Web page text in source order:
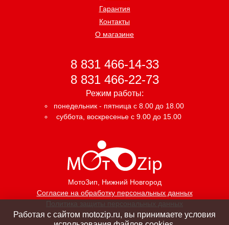
МотоЗип, Нижний Новгород
Согласие на обработку персональных данных
Политика защиты персональных данных
Гарантия
Контакты
О магазине
8 831 466-14-33
8 831 466-22-73
Режим работы:
понедельник - пятница с 8.00 до 18.00
суббота, воскресенье с 9.00 до 15.00
Работая с сайтом motozip.ru, вы принимаете условия